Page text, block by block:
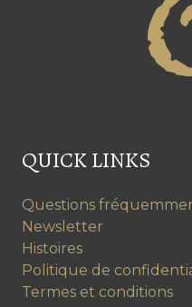
QUICK LINKS
Questions
Newsletter
Histoires
Politique de
Termes et conditions